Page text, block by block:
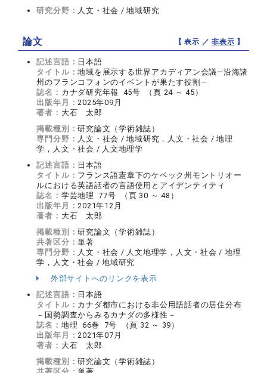
研究分野： 人文・社会 / 地域研究
論文 【 表示 ／非表示 】
記述言語： 日本語
タイトル：地域を展示する世界アカディアン会議―沿海諸
州のフランコフォンのイベントが果たす役割―
誌名： カナダ研究年報 45号 （頁 24 ～ 45）
出版年月：2025年09月
著者： 大石 太郎
掲載種別：研究論文（学術雑誌）
専門分野： 人文・社会 / 地域研究，人文・社会 / 地理
学，人文・社会 / 人文地理学
記述言語： 日本語
タイトル： フランス語憲章下のケベック州モントリオー
ルにおける英語話者の言語使用とアイデンティティ
誌名： 学芸地理 77号 （頁 30 ～ 48）
出版年月：2021年12月
著者： 大石 太郎
掲載種別：研究論文（学術雑誌）
共著区分：単著
専門分野： 人文・社会 / 人文地理学，人文・社会 / 地理
学，人文・社会 / 地域研究
外部サイトへのリンクを表示
記述言語： 日本語
タイトル： カナダ都市における非公用語話者の居住分布
－国勢調査からみるカナダの多様性－
誌名： 地理 66巻 7号 （頁 32 ～ 39）
出版年月：2021年07月
著者： 大石 太郎
掲載種別：研究論文（学術雑誌）